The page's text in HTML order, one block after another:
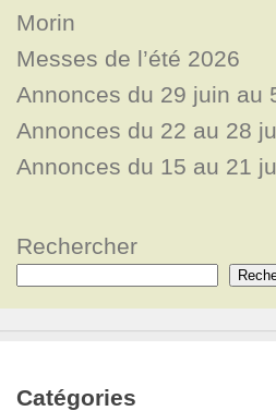
Morin
Messes de l’été 2026
Annonces du 29 juin au
Annonces du 22 au 28
Annonces du 15 au 21
Rechercher
Catégories